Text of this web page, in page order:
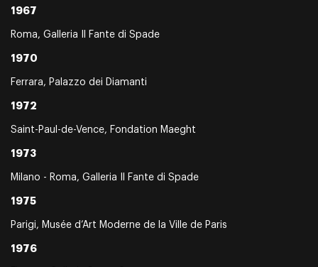
1967
Roma, Galleria Il Fante di Spade
1970
Ferrara, Palazzo dei Diamanti
1972
Saint-Paul-de-Vence, Fondation Maeght
1973
Milano - Roma, Galleria Il Fante di Spade
1975
Parigi, Musée d’Art Moderne de la Ville de Paris
1976